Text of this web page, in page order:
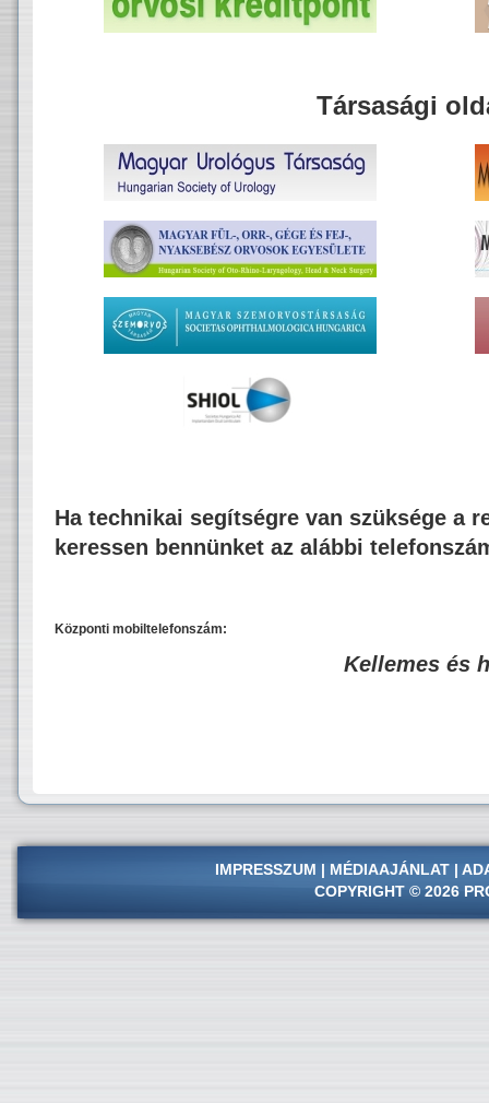
Társasági
Ha technikai segítségre van szüksége a
keressen bennünket az alábbi
Központi mobiltelefonszám:
Kellemes és
IMPRESSZUM | MÉDIAAJÁNLAT |
COPYRIGHT © 2026